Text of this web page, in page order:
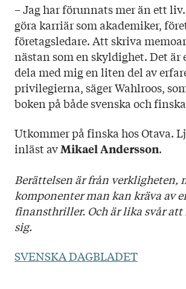
– Jag har förunnats mer än ett
göra karriär som akademiker,
företagsledare. Att skriva
nästan som en skyldighet. Det är
dela med mig en liten del av
privilegierna, säger Wahlroos,
boken på både svenska och
Utkommer på finska hos Otava.
inläst avMikael Andersson.
Berättelsen är från verkligheten,
komponenter man kan kräva av
finansthriller. Och är lika svår att
sig.
SVENSKA DAGBLADET